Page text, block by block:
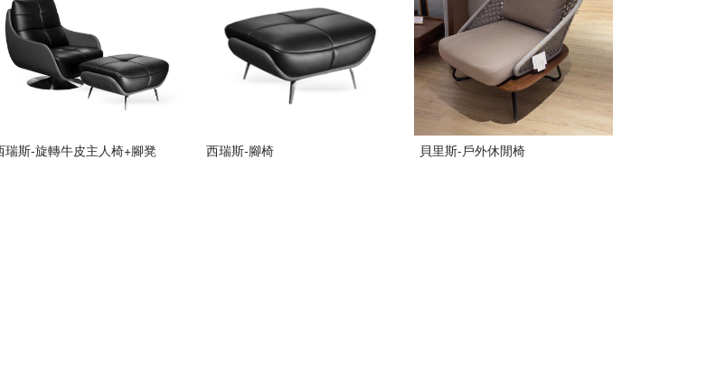
瑞斯-旋轉牛皮主人椅+腳凳 西瑞斯-腳椅 貝里斯-戶外休閒椅